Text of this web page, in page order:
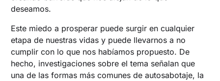
deseamos.
Este miedo a prosperar puede surgir en cualquier
etapa de nuestras vidas y puede llevarnos a no
cumplir con lo que nos habíamos propuesto. De
hecho, investigaciones sobre el tema señalan que
una de las formas más comunes de autosabotaje, la